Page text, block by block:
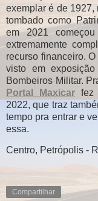
exemplar é de 1927,
tombado como
em 2021
extremamente
recurso financeiro.
visto em
Bombeiros Militar.
Portal Maxicar fez
2022, que traz
tempo pra entrar e
essa.
Centro, Petrópolis -
Compartilhar